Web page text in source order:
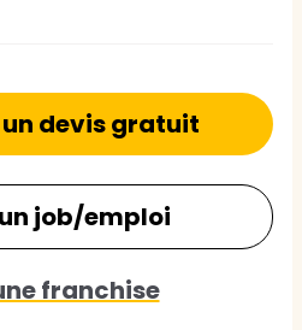
devis gratuit
job/emploi
franchise